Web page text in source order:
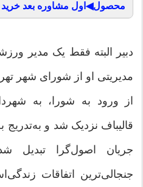
محصول◀اول مشاوره بعد خرید
دبیر البته فقط یک مدیر
مدیریتی او از شورای شهر
از ورود به شورا، به
قالیباف نزدیک شد و
جریان اصول‌گرا تبدیل
جنجالی‌ترین اتفاقات